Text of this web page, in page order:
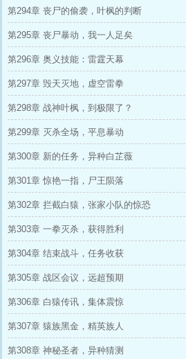
第294章 丧尸的偷袭，叶枫的判断
第295章 丧尸暴动，我一人足矣
第296章 奥义技能：雷霆天幕
第297章 毁天灭地，虚空雷拳
第298章 战神叶枫，到极限了？
第299章 灭杀全场，平息暴动
第300章 新的任务，异种白芷薇
第301章 惊艳一指，尸王陨落
第302章 拦截白猿，张家小队的惊恐
第303章 一拳灭杀，获得胜利
第304章 结束战斗，任务收获
第305章 战区会议，远超预期
第306章 白猿传讯，集体震惊
第307章 猿族黑金，精英族人
第308章 神秘圣者，异种猜测